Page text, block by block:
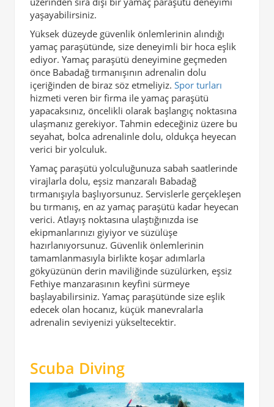
yaşayabilirsiniz.
Yüksek düzeyde güvenlik önlemlerinin alındığı
yamaç paraşütünde, size deneyimli bir hoca eşlik
ediyor. Yamaç paraşütü deneyimine geçmeden
önce Babadağ tırmanışının adrenalin dolu
içeriğinden de biraz söz etmeliyiz. Spor turları
hizmeti veren bir firma ile yamaç paraşütü
yapacaksınız, öncelikli olarak başlangıç noktasına
ulaşmanız gerekiyor. Tahmin edeceğiniz üzere bu
seyahat, bolca adrenalinle dolu, oldukça heyecan
verici bir yolculuk.
Yamaç paraşütü yolculuğunuza sabah saatlerinde
virajlarla dolu, eşsiz manzaralı Babadağ
tırmanışıyla başlıyorsunuz. Servislerle gerçekleşen
bu tırmanış, en az yamaç paraşütü kadar heyecan
verici. Atlayış noktasına ulaştığınızda ise
ekipmanlarınızı giyiyor ve süzülüşe
hazırlanıyorsunuz. Güvenlik önlemlerinin
tamamlanmasıyla birlikte koşar adımlarla
gökyüzünün derin maviliğinde süzülürken, eşsiz
Fethiye manzarasının keyfini sürmeye
başlayabilirsiniz. Yamaç paraşütünde size eşlik
edecek olan hocanız, küçük manevralarla
adrenalin seviyenizi yükseltecektir.
Scuba Diving